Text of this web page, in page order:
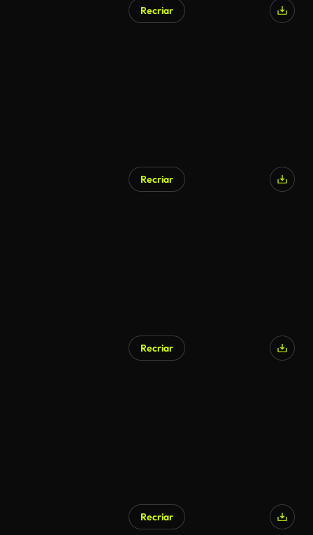
Recriar
Recriar
Recriar
Recriar